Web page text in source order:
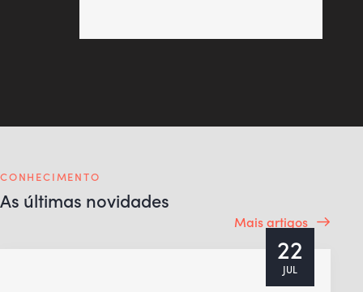
CONHECIMENTO
As últimas novidades
Mais artigos
22
JUL